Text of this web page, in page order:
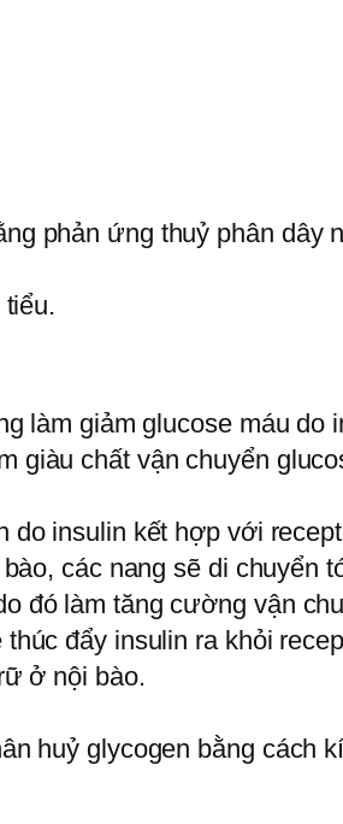
phản ứng thuỷ phân dây
làm giảm glucose máu
giàu chất vận chuyển
do insulin kết hợp với
các nang sẽ di chuyển
đó làm tăng cường vận
đẩy insulin ra khỏi
ở nội bào.
huỷ glycogen bằng cách